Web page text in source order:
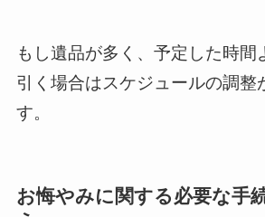
もし遺品が多く、予定した時間
引く場合はスケジュールの調整
す。
お悔やみに関する必要な手